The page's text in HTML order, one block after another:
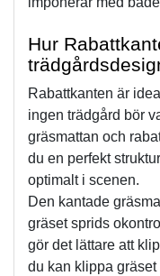
Hur
Rabattkanten är
ingen trädgård bör
gräsmattan och
du en perfekt
optimalt i scenen.
Den kantade
gräset sprids
gör det lättare att
du kan klippa